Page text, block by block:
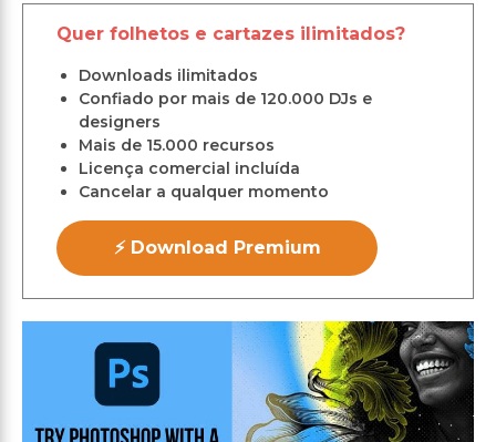
Quer folhetos e cartazes ilimitados?
Downloads ilimitados
Confiado por mais de 120.000 DJs e
designers
Mais de 15.000 recursos
Licença comercial incluída
Cancelar a qualquer momento
⚡ Download Premium